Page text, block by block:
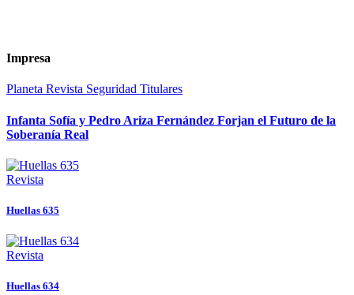
Impresa
Planeta Revista Seguridad Titulares
Infanta Sofía y Pedro Ariza Fernández Forjan el Futuro de la
Soberanía Real
Revista
Huellas 635
Revista
Huellas 634